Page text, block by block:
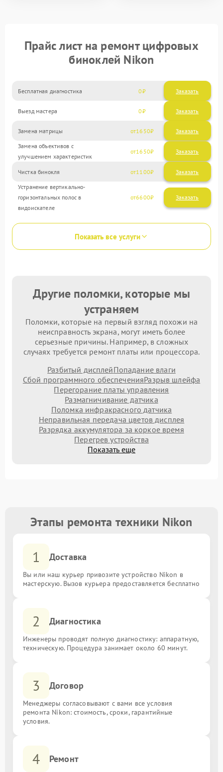
Прайс лист на ремонт цифровых
биноклей Nikon
Бесплатная диагностика 0 Заказать
Выезд мастера 0 Заказать
Замена матрицы 1650
Замена объективов с
улучшением характеристик
1650
Чистка бинокля 1100
Устранение вертикально-
горизонтальных полос в
видоискателе
6600
Показать все услуги
Другие поломки, которые мы
устраняем
Поломки, которые на первый взгляд похожи на
неисправность экрана, могут иметь более
серьезные причины. Например, в сложных
случаях требуется ремонт платы или процессора.
Разбитый дисплейПопадание влаги
Сбой программного обеспеченияРазрыв шлейфа
Перегорание платы управления
Размагничивание датчика
Поломка инфракрасного датчика
Неправильная передача цветов дисплея
Разрядка аккумулятора за коркое время
Перегрев устройства
Показать еще
Этапы ремонта техники Nikon
1 Доставка
Вы или наш курьер привозите устройство Nikon в
мастерскую. Вызов курьера предоставляется бесплатно
2 Диагностика
Инженеры проводят полную диагностику: аппаратную,
техническую. Процедура занимает около 60 минут.
3 Договор
Менеджеры согласовывают с вами все условия
ремонта Nikon: стоимость, сроки, гарантийные
условия.
4 Ремонт